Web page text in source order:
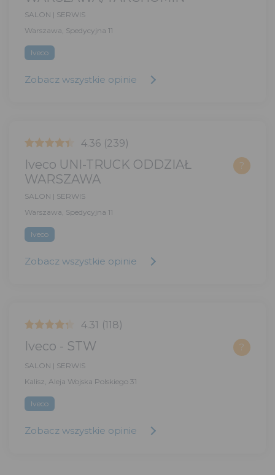
SALON | SERWIS
Warszawa, Spedycyjna 11
Iveco
Zobacz wszystkie opinie
4.36 (239)
Iveco UNI-TRUCK ODDZIAŁ
WARSZAWA
?
SALON | SERWIS
Warszawa, Spedycyjna 11
Iveco
Zobacz wszystkie opinie
4.31 (118)
Iveco - STW ?
SALON | SERWIS
Kalisz, Aleja Wojska Polskiego 31
Iveco
Zobacz wszystkie opinie